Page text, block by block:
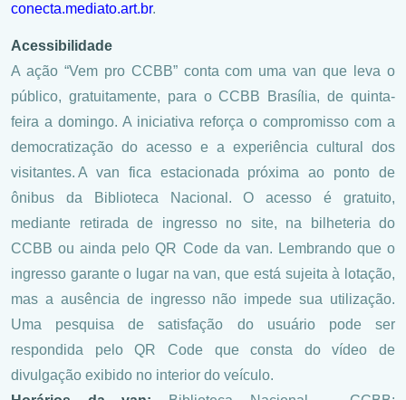
conecta.mediato.art.br.
Acessibilidade
A ação “Vem pro CCBB” conta com uma van que leva o
público, gratuitamente, para o CCBB Brasília, de quinta-
feira a domingo. A iniciativa reforça o compromisso com a
democratização do acesso e a experiência cultural dos
visitantes. A van fica estacionada próxima ao ponto de
ônibus da Biblioteca Nacional. O acesso é gratuito,
mediante retirada de ingresso no site, na bilheteria do
CCBB ou ainda pelo QR Code da van. Lembrando que o
ingresso garante o lugar na van, que está sujeita à lotação,
mas a ausência de ingresso não impede sua utilização.
Uma pesquisa de satisfação do usuário pode ser
respondida pelo QR Code que consta do vídeo de
divulgação exibido no interior do veículo.